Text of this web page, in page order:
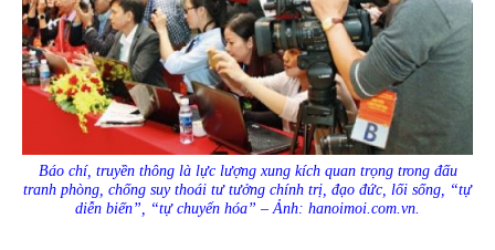
Báo chí, truyền thông là lực lượng xung kích quan trọng trong đấu
tranh phòng, chống suy thoái tư tưởng chính trị, đạo đức, lối sống, “tự
diễn biến”, “tự chuyển hóa” – Ảnh: hanoimoi.com.vn.